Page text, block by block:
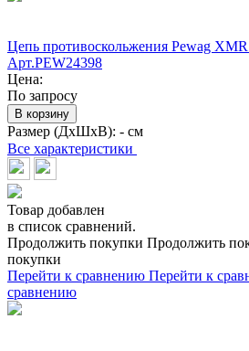
Цепь противоскольжения Pewag
Арт.PEW24398
Цена:
По запросу
В корзину
Размер (ДхШхВ): - см
Все характеристики
Товар добавлен
в список сравнений.
Продолжить покупки Продолжить
покупки
Перейти к сравнению Перейти к
сравнению